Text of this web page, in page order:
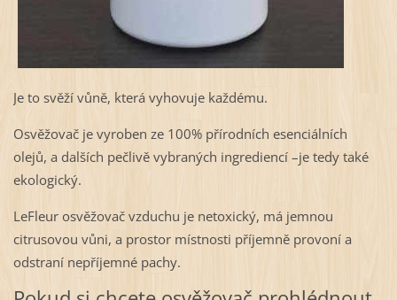
Je to svěží vůně, která vyhovuje každému.
Osvěžovač je vyroben ze 100% přírodních esenciálních
olejů, a dalších pečlivě vybraných ingrediencí –je tedy také
ekologický.
LeFleur osvěžovač vzduchu je netoxický, má jemnou
citrusovou vůni, a prostor místnosti příjemně provoní a
odstraní nepříjemné pachy.